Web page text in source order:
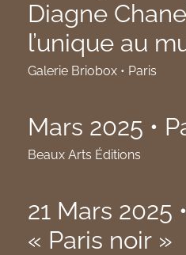
Diagne
l’unique au
Galerie Briobox • Paris
Mars 2025 •
Beaux Arts Éditions
21 Mars 2025
« Paris noir »